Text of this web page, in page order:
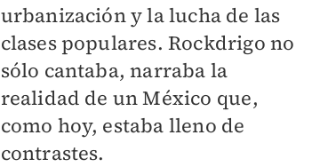
urbanización y la lucha de las
clases populares. Rockdrigo no
sólo cantaba, narraba la
realidad de un México que,
como hoy, estaba lleno de
contrastes.